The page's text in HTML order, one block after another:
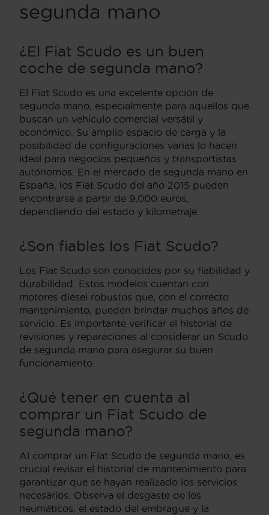
segunda mano
¿El Fiat Scudo es un buen
coche de segunda mano?
El Fiat Scudo es una excelente opción de
segunda mano, especialmente para aquellos que
buscan un vehículo comercial versátil y
económico. Su amplio espacio de carga y la
posibilidad de configuraciones varias lo hacen
ideal para negocios pequeños y transportistas
autónomos. En el mercado de segunda mano en
España, los Fiat Scudo del año 2015 pueden
encontrarse a partir de 9,000 euros,
dependiendo del estado y kilometraje.
¿Son fiables los Fiat Scudo?
Los Fiat Scudo son conocidos por su fiabilidad y
durabilidad. Estos modelos cuentan con
motores diésel robustos que, con el correcto
mantenimiento, pueden brindar muchos años de
servicio. Es importante verificar el historial de
revisiones y reparaciones al considerar un Scudo
de segunda mano para asegurar su buen
funcionamiento.
¿Qué tener en cuenta al
comprar un Fiat Scudo de
segunda mano?
Al comprar un Fiat Scudo de segunda mano, es
crucial revisar el historial de mantenimiento para
garantizar que se hayan realizado los servicios
necesarios. Observa el desgaste de los
neumáticos, el estado del embrague y la